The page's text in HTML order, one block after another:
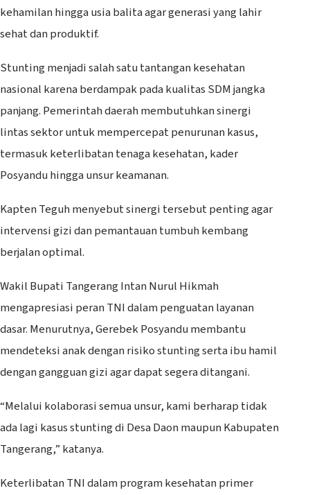
kehamilan hingga usia balita agar generasi yang lahir
sehat dan produktif.
Stunting menjadi salah satu tantangan kesehatan
nasional karena berdampak pada kualitas SDM jangka
panjang. Pemerintah daerah membutuhkan sinergi
lintas sektor untuk mempercepat penurunan kasus,
termasuk keterlibatan tenaga kesehatan, kader
Posyandu hingga unsur keamanan.
Kapten Teguh menyebut sinergi tersebut penting agar
intervensi gizi dan pemantauan tumbuh kembang
berjalan optimal.
Wakil Bupati Tangerang Intan Nurul Hikmah
mengapresiasi peran TNI dalam penguatan layanan
dasar. Menurutnya, Gerebek Posyandu membantu
mendeteksi anak dengan risiko stunting serta ibu hamil
dengan gangguan gizi agar dapat segera ditangani.
“Melalui kolaborasi semua unsur, kami berharap tidak
ada lagi kasus stunting di Desa Daon maupun Kabupaten
Tangerang,” katanya.
Keterlibatan TNI dalam program kesehatan primer